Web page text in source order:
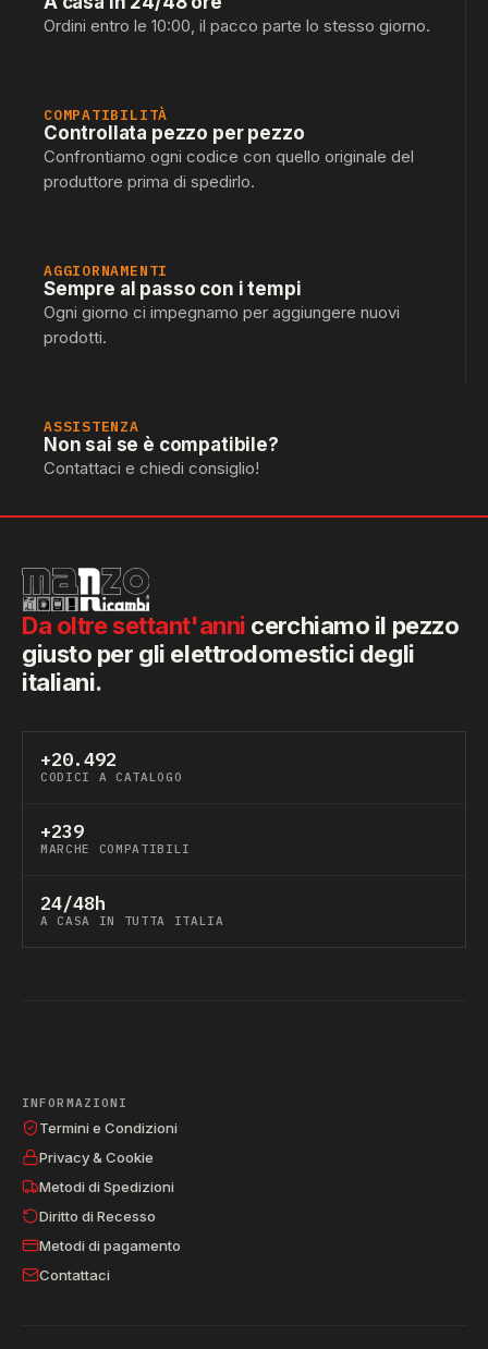
Ordini entro le 10:00, il pacco parte lo stesso giorno.
COMPATIBILITÀ
Controllata pezzo per pezzo
Confrontiamo ogni codice con quello originale del
produttore prima di spedirlo.
AGGIORNAMENTI
Sempre al passo con i tempi
Ogni giorno ci impegnamo per aggiungere nuovi
prodotti.
ASSISTENZA
Non sai se è compatibile?
Contattaci e chiedi consiglio!
Da oltre settant'anni cerchiamo il pezzo
giusto per gli elettrodomestici degli
italiani.
+20.492
CODICI A CATALOGO
+239
MARCHE COMPATIBILI
24/48h
A CASA IN TUTTA ITALIA
INFORMAZIONI
Termini e Condizioni
Privacy & Cookie
Metodi di Spedizioni
Diritto di Recesso
Metodi di pagamento
Contattaci